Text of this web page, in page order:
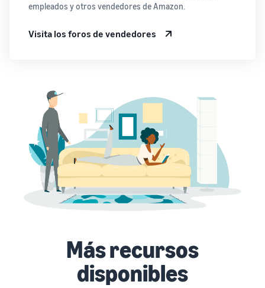
empleados y otros vendedores de Amazon.
Visita los foros de vendedores
Más recursos
disponibles